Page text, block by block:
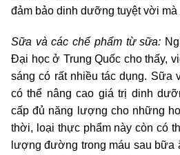
đảm bảo dinh dưỡng tuyệt vời mà
Sữa và các chế phẩm từ sữa:
Đại học ở Trung Quốc cho thấy,
sáng có rất nhiều tác dụng. Sữa
có thể nâng cao giá trị dinh
cấp đủ năng lượng cho những
thời, loại thực phẩm này còn có
lượng đường trong máu sau bữa